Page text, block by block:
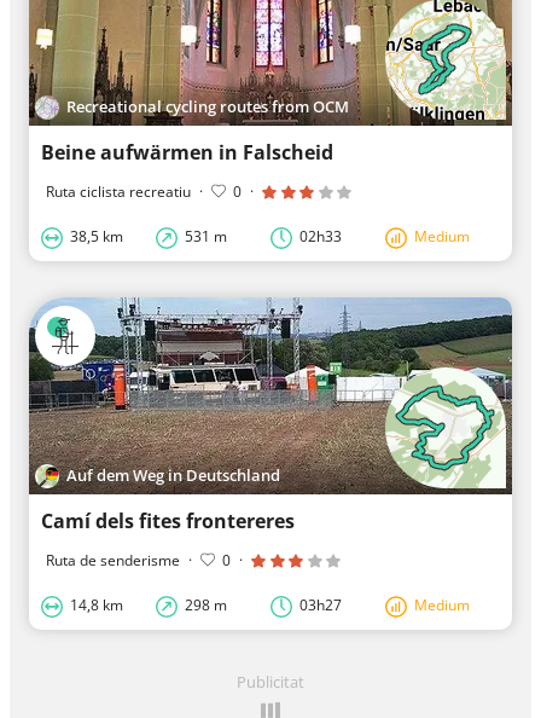
Recreational cycling routes from OCM
Beine aufwärmen in Falscheid
Ruta ciclista recreatiu · 0 ·
38,5 km 531 m 02h33 Medium
Auf dem Weg in Deutschland
Camí dels fites frontereres
Ruta de senderisme · 0 ·
14,8 km 298 m 03h27 Medium
Publicitat